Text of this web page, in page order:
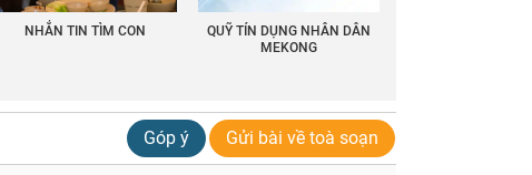
NHẮN TIN TÌM CON
QUỸ TÍN DỤNG NHÂN DÂN
MEKONG
Góp ý Gửi bài về toà soạn